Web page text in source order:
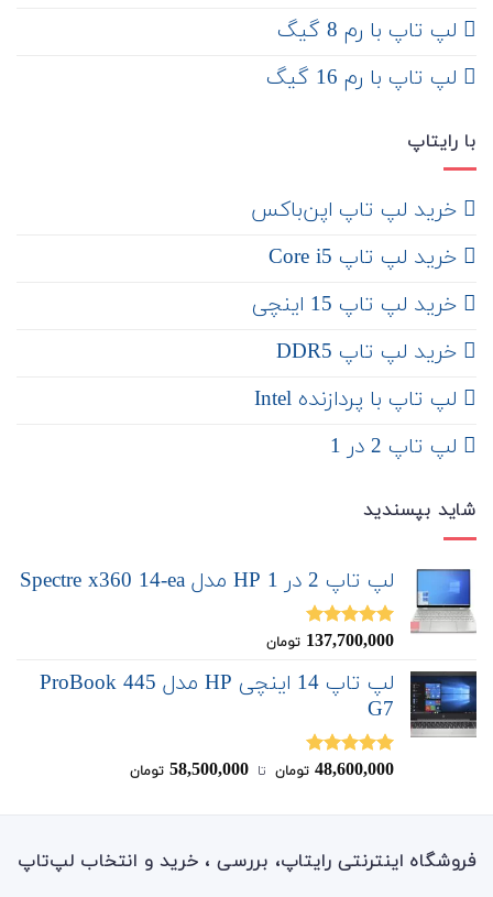
لپ تاپ با رم 8 گیگ
لپ تاپ با رم 16 گیگ
با رایتاپ
‌ خرید لپ تاپ اپن‌باکس
خرید لپ تاپ Core i5
‌‌ خرید لپ تاپ 15 اینچی
خرید لپ تاپ DDR5
لپ تاپ با پردازنده Intel
لپ تاپ 2 در 1
شاید بپسندید
لپ تاپ 2 در 1 HP مدل Spectre x360 14-ea
نمره5.00
137,700,000 تومان
لپ تاپ 14 اینچی HP مدل ProBook 445
G7
نمره5.00
48,600,000 تومان ‌ تا ‌ 58,500,000 تومان
فروشگاه اینترنتی رایتاپ، بررسی ، خرید و انتخاب لپ‌تاپ